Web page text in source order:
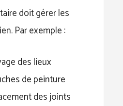
doit gérer les
Par exemple :
des lieux
de peinture
des joints